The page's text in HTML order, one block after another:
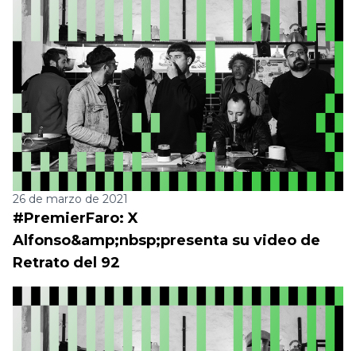
26 de marzo de 2021
#PremierFaro: X
Alfonso&amp;nbsp;presenta su video de
Retrato del 92